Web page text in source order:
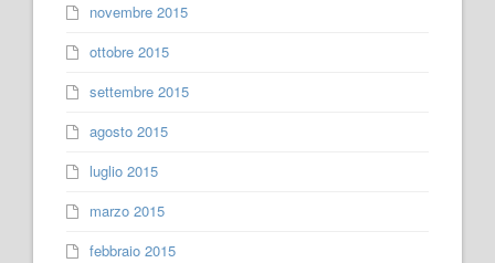
novembre 2015
ottobre 2015
settembre 2015
agosto 2015
luglio 2015
marzo 2015
febbraio 2015